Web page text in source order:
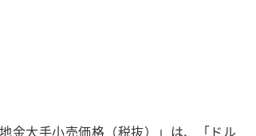
金大手小売価格（税抜）」は、「ドル